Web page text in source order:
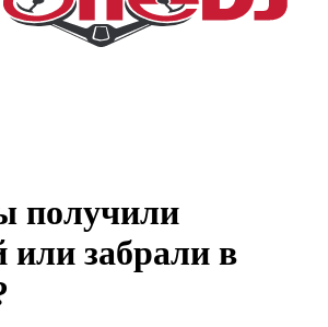
получили
или забрали в